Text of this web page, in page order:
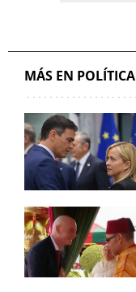
MÁS EN POLÍTICA